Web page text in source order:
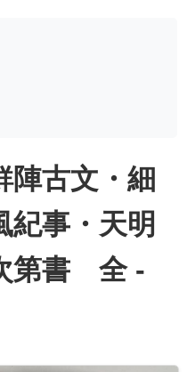
古文・細
紀事・天明
第書 全 -